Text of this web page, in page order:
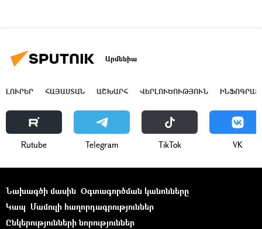
Արմենիա
ԼՈՒՐԵՐ ՀԱՅԱՍՏԱՆ ԱՇԽԱՐՀ ՎԵՐԼՈՒԾՈՒԹՅՈՒՆ
Rutube Telegram ТikТоk VK
Նախագծի մասին Օգտագործման կանոնները
Կապ Մամուլի հաղորդագրություններ
Ընկերությունների նորություններ